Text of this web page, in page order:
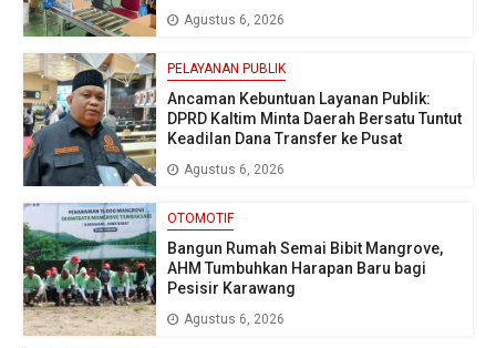
Agustus 6, 2026
PELAYANAN PUBLIK
Ancaman Kebuntuan Layanan Publik:
DPRD Kaltim Minta Daerah Bersatu Tuntut
Keadilan Dana Transfer ke Pusat
Agustus 6, 2026
OTOMOTIF
Bangun Rumah Semai Bibit Mangrove,
AHM Tumbuhkan Harapan Baru bagi
Pesisir Karawang
Agustus 6, 2026